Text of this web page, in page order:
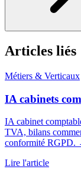
Articles liés
Métiers & Verticaux
IA cabinets
IA cabinet
TVA, bilans
conformité RGPD.
Lire l'article